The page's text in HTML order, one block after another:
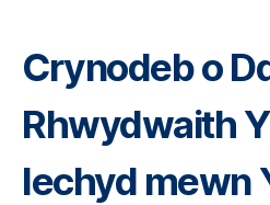
Crynodeb o
Rhwydwaith
Iechyd mewn